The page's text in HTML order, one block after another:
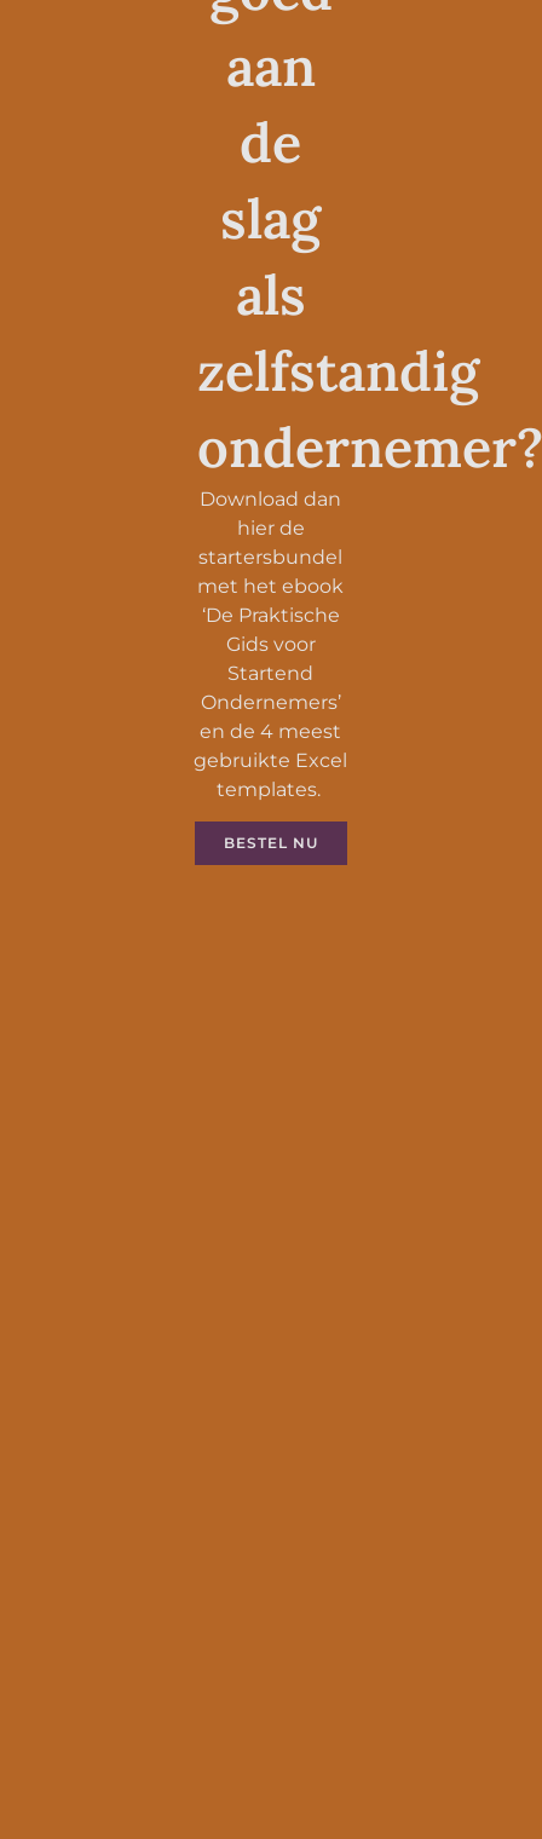
aan
de
slag
als
zelfstandig
Download dan
hier de
startersbundel
met het ebook
‘De Praktische
Gids voor
Startend
Ondernemers’
en de 4 meest
gebruikte Excel
templates.
BESTEL NU